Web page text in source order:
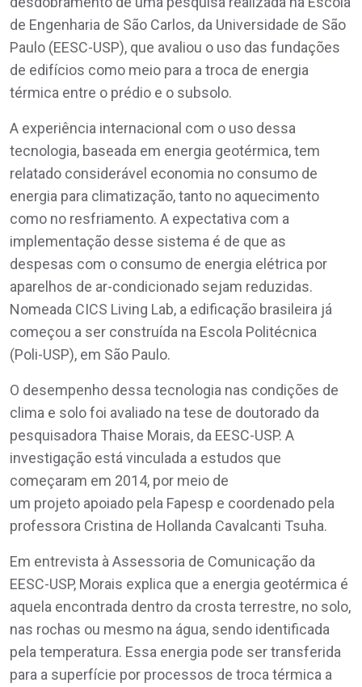
de Engenharia de São Carlos, da Universidade de São
Paulo (EESC-USP), que avaliou o uso das fundações
de edifícios como meio para a troca de energia
térmica entre o prédio e o subsolo.
A experiência internacional com o uso dessa
tecnologia, baseada em energia geotérmica, tem
relatado considerável economia no consumo de
energia para climatização, tanto no aquecimento
como no resfriamento. A expectativa com a
implementação desse sistema é de que as
despesas com o consumo de energia elétrica por
aparelhos de ar-condicionado sejam reduzidas.
Nomeada CICS Living Lab, a edificação brasileira já
começou a ser construída na Escola Politécnica
(Poli-USP), em São Paulo.
O desempenho dessa tecnologia nas condições de
clima e solo foi avaliado na tese de doutorado da
pesquisadora Thaise Morais, da EESC-USP. A
investigação está vinculada a estudos que
começaram em 2014, por meio de
um projeto apoiado pela Fapesp e coordenado pela
professora Cristina de Hollanda Cavalcanti Tsuha.
Em entrevista à Assessoria de Comunicação da
EESC-USP, Morais explica que a energia geotérmica é
aquela encontrada dentro da crosta terrestre, no solo,
nas rochas ou mesmo na água, sendo identificada
pela temperatura. Essa energia pode ser transferida
para a superfície por processos de troca térmica a